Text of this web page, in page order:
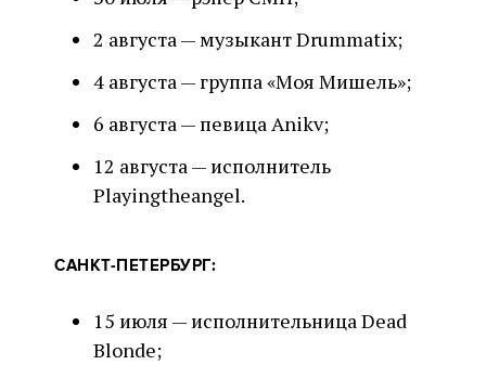
2 августа — музыкант Drummatix;
4 августа — группа «Моя Мишель»;
6 августа — певица Anikv;
12 августа — исполнитель
Playingtheangel.
САНКТ-ПЕТЕРБУРГ:
15 июля — исполнительница Dead
Blonde;